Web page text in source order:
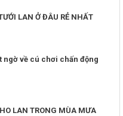
LAN Ở ĐÂU RẺ NHẤT
ngờ về cú chơi chấn động
LAN TRONG MÙA MƯA